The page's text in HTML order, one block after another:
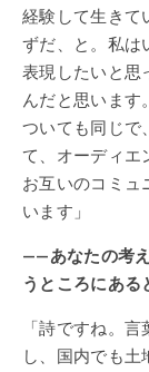
経験して生きて
ずだ、と。私は
表現したいと思
んだと思います
ついても同じで
て、オーディエ
お互いのコミュ
います」
——あなたの考
うところにある
「詩ですね。
し、国内でも土